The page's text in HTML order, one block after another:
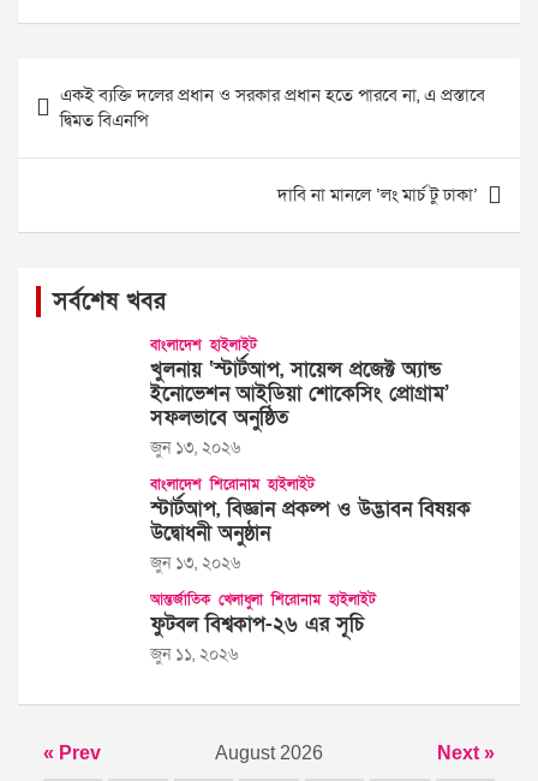
navigation
একই ব্যক্তি দলের প্রধান ও সরকার প্রধান হতে পারবে না, এ প্রস্তাবে
দ্বিমত বিএনপি
দাবি না মানলে ‘লং মার্চ টু ঢাকা’
সর্বশেষ খবর
বাংলাদেশ হাইলাইট
খুলনায় ‘স্টার্টআপ, সায়েন্স প্রজেক্ট অ্যান্ড
ইনোভেশন আইডিয়া শোকেসিং প্রোগ্রাম’
সফলভাবে অনুষ্ঠিত
জুন ১৩, ২০২৬
বাংলাদেশ শিরোনাম হাইলাইট
স্টার্টআপ, বিজ্ঞান প্রকল্প ও উদ্ভাবন বিষয়ক
উদ্বোধনী অনুষ্ঠান
জুন ১৩, ২০২৬
আন্তর্জাতিক খেলাধুলা শিরোনাম হাইলাইট
ফুটবল বিশ্বকাপ-২৬ এর সূচি
জুন ১১, ২০২৬
« Prev August 2026 Next »